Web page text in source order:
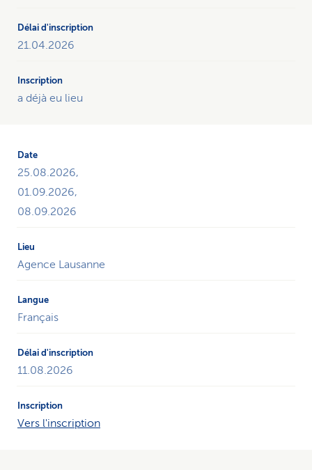
21.04.2026
a déjà eu lieu
25.08.2026,
01.09.2026,
08.09.2026
Agence Lausanne
Français
11.08.2026
Vers l'inscription